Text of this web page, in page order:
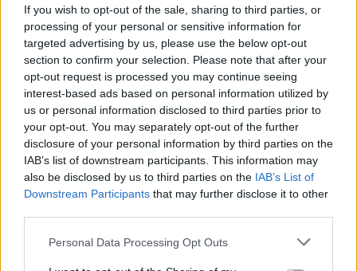
If you wish to opt-out of the sale, sharing to third parties, or
processing of your personal or sensitive information for
targeted advertising by us, please use the below opt-out
section to confirm your selection. Please note that after your
opt-out request is processed you may continue seeing
interest-based ads based on personal information utilized by
us or personal information disclosed to third parties prior to
your opt-out. You may separately opt-out of the further
disclosure of your personal information by third parties on the
IAB’s list of downstream participants. This information may
also be disclosed by us to third parties on the IAB’s List of
Downstream Participants that may further disclose it to other
Please note that this website/app uses one or more Google
Personal Data Processing Opt Outs
vonatkozó egyoldalú szerződési feltételek, ha a
szerződő fél, amellyel szemben alkalmazzák a
kérdéses feltételeket mikrovállalkozás vagy KKV.
B2G adatmegosztás:A különleges
körülmények között (mint pl. egy egészségügy
veszélyhelyzet) az adatok kormányzati szervek
(uniós intézmények) részére történő
hozzáférhetővé tételére is kötelezettséget hoz
létre a rendelet. Az adatokat rendelkezésre
bocsátása ingyenesen történik a veszélyhelyzet
elhárításával összefüggésben. (Az ezen
Adatkezelési szolgáltatások közötti váltás
megkönnyítése:
A szabályozás célja a „lock-in”